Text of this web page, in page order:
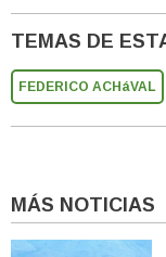
TEMAS DE
FEDERICO ACHáVAL
MÁS NOTICIAS